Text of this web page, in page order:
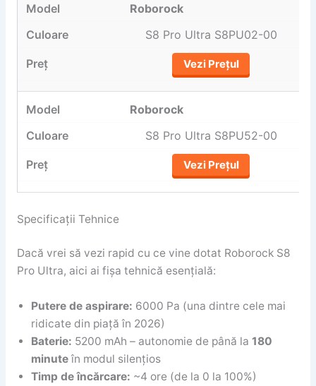
Roborock
S8 Pro Ultra S8PU02-00
Vezi Prețul
Roborock
S8 Pro Ultra S8PU52-00
Vezi Prețul
Specificații Tehnice
Dacă vrei să vezi rapid cu ce vine dotat Roborock S8
Pro Ultra, aici ai fișa tehnică esențială:
Putere de aspirare: 6000 Pa (una dintre cele mai
ridicate din piață în 2026)
Baterie: 5200 mAh – autonomie de până la 180
minuteîn modul silențios
Timp de încărcare: ~4 ore (de la 0 la 100%)